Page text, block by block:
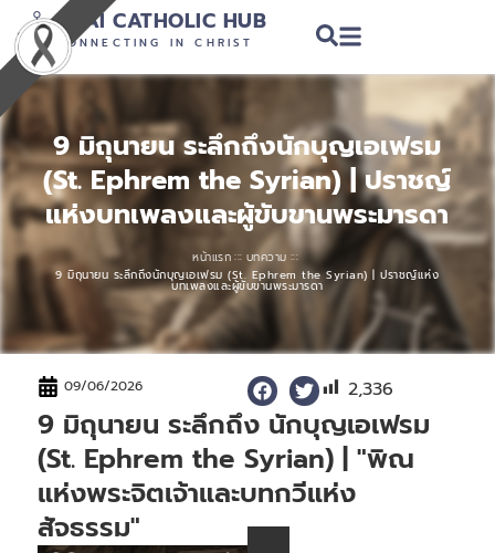
THAI CATHOLIC HUB
CONNECTING IN CHRIST
9 มิถุนายน ระลึกถึงนักบุญเอเฟรม
(St. Ephrem the Syrian) | ปราชญ์
แห่งบทเพลงและผู้ขับขานพระมารดา
หน้าแรก ::: บทความ :::
9 มิถุนายน ระลึกถึงนักบุญเอเฟรม (St. Ephrem the Syrian) | ปราชญ์แห่ง
บทเพลงและผู้ขับขานพระมารดา
09/06/2026 2,336
9 มิถุนายน ระลึกถึง นักบุญเอเฟรม
(St. Ephrem the Syrian) | "พิณ
แห่งพระจิตเจ้าและบทกวีแห่ง
สัจธรรม"